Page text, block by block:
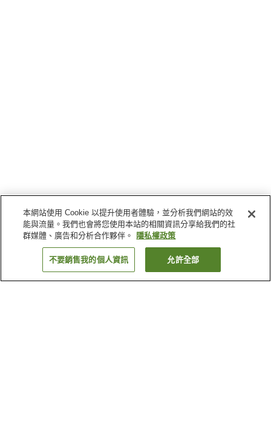
本網站使用 Cookie 以提升使用者體驗，並分析我們網站的效
能與流量。我們也會將您使用本站的相關資訊分享給我們的社
群媒體、廣告和分析合作夥伴。
隱私權政策
不要銷售我的個人資訊 允許全部